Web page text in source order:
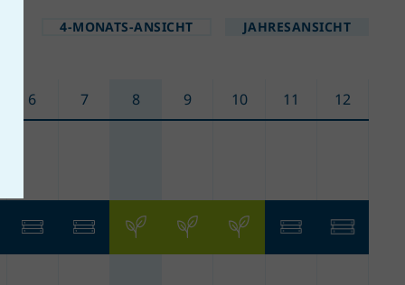
4-MONATS-ANSICHT JAHRESANSICHT
6 7 8 9 10 11 12